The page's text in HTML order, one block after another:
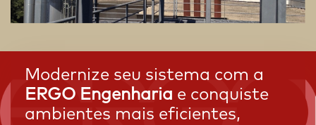
Modernize seu sistema com a
ERGO Engenharia e conquiste
ambientes mais eficientes,